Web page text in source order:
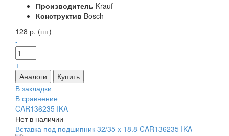
Производитель Krauf
Конструктив Bosch
128 р. (шт)
-
+
В закладки
В сравнение
CAR136235 IKA
Нет в наличии
Вставка под подшипник 32/35 x 18.8 CAR136235 IKA